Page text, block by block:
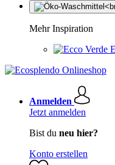
Mehr Inspiration
Anmelden
Jetzt anmelden
Bist du neu hier?
Konto erstellen